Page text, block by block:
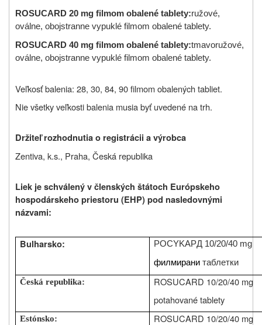
ROSUCARD 20 mg filmom obalené tablety:ružové,
oválne, obojstranne vypuklé filmom obalené tablety.
ROSUCARD 40 mg filmom obalené tablety:tmavoružové,
oválne, obojstranne vypuklé filmom obalené tablety.
Veľkosť balenia: 28, 30, 84, 90 filmom obalených tabliet.
Nie všetky veľkosti balenia musia byť uvedené na trh.
Držiteľ rozhodnutia o registrácii a výrobca
Zentiva, k.s., Praha, Česká republika
Liek je schválený v členských štátoch Európskeho
hospodárskeho priestoru (EHP) pod nasledovnými
názvami:
Bulharsko: РOCYKAPД 10/20/40 mg
филмирани таблетки
Česká republika:
ROSUCARD 10/20/40 mg
potahované tablety
Estónsko: ROSUCARD 10/20/40 mg